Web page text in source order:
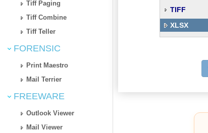
Tiff Paging
Tiff Combine
Tiff Teller
FORENSIC
Print Maestro
Mail Terrier
FREEWARE
Outlook Viewer
Mail Viewer
TIFF
XLSX